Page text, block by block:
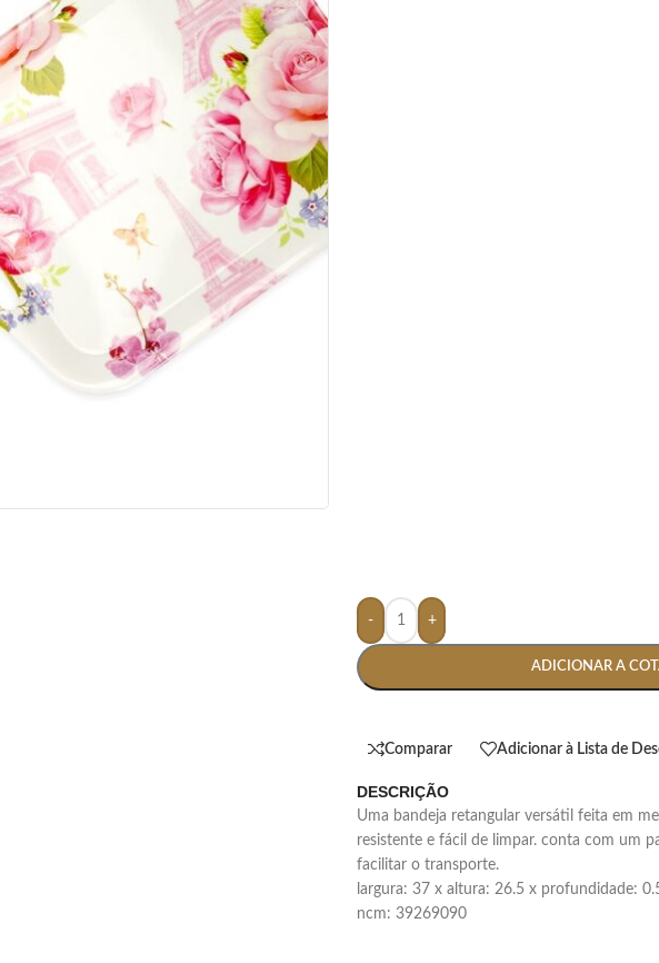
- +
ADICIONAR A
Comparar Adicionar à Lista de
DESCRIÇÃO
uma bandeja retangular versátil feita em melamina material leve,
resistente e fácil de limpar. conta com um
facilitar o transporte.
largura: 37 x altura: 26.5 x profundidade:
ncm: 39269090